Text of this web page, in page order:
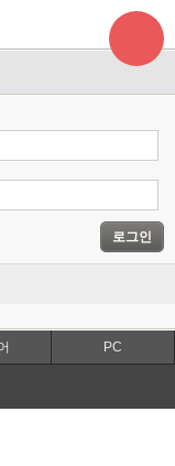
로그인
PC